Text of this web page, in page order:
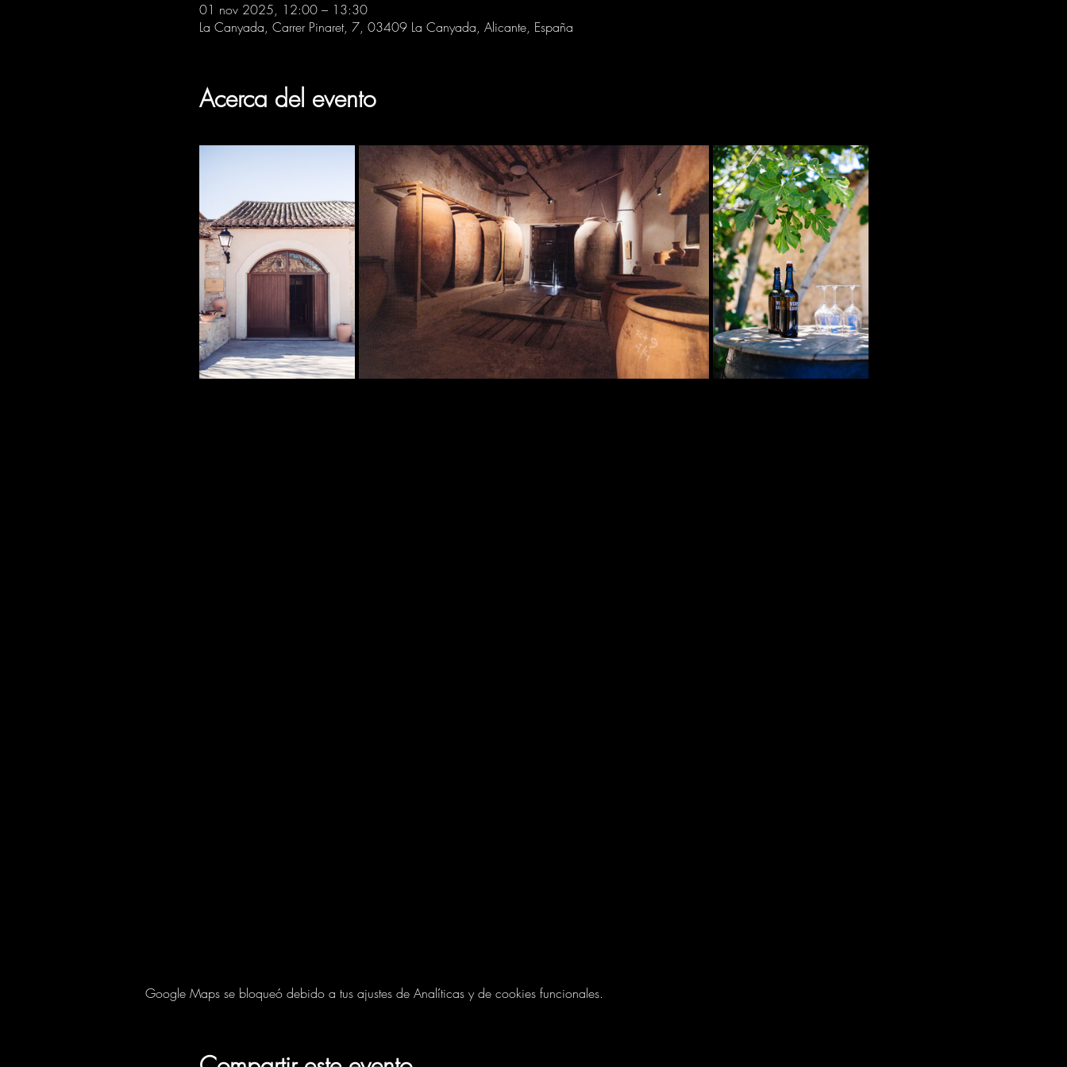
01 nov 2025, 12:00 – 13:30
La Canyada, Carrer Pinaret, 7, 03409 La Canyada, Alicante, España
Acerca del evento
Google Maps se bloqueó debido a tus ajustes de Analíticas y de cookies funcionales.